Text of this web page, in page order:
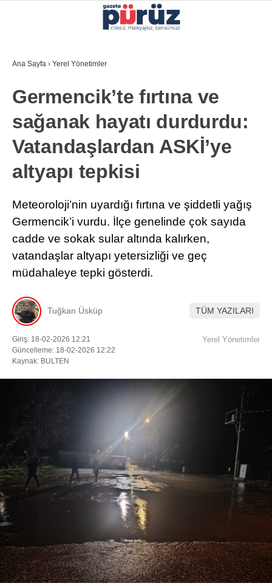
WhatsApp İhbar Hattı
Facebook
YEREL YÖNETIMLER
GÜNCEL
EKONOMI
POLITIKA
KÜLTÜR-SANAT
DIĞER
Ana Sayfa › Yerel Yönetimler
Germencik’te fırtına ve
sağanak hayatı durdurdu:
Vatandaşlardan ASKİ’ye
altyapı tepkisi
Meteoroloji’nin uyardığı fırtına ve şiddetli yağış
Germencik’i vurdu. İlçe genelinde çok sayıda
cadde ve sokak sular altında kalırken,
vatandaşlar altyapı yetersizliği ve geç
müdahaleye tepki gösterdi.
Tuğkan Üsküp TÜM YAZILARI
Giriş: 18-02-2026 12:21
Güncelleme: 18-02-2026 12:22
Kaynak: BULTEN
Yerel Yönetimler